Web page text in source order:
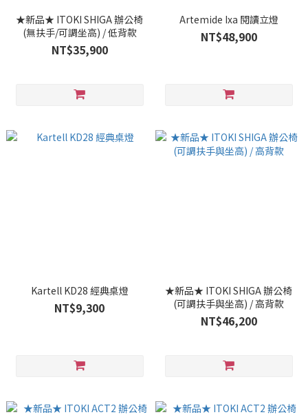
★新品★ ITOKI SHIGA 辦公椅
(無扶手/可調坐高) / 低背款
NT$35,900
Artemide Ixa 閱讀立燈
NT$48,900
Kartell KD28 經典桌燈
NT$9,300
★新品★ ITOKI SHIGA 辦公椅
(可調扶手與坐高) / 高背款
NT$46,200